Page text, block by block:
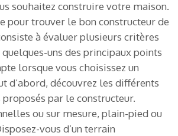
souhaitez construire votre maison.
pour trouver le bon constructeur de
à évaluer plusieurs critères
uns des principaux points
lorsque vous choisissez un
d’abord, découvrez les différents
par le constructeur.
ou sur mesure, plain-pied ou
vous d’un terrain